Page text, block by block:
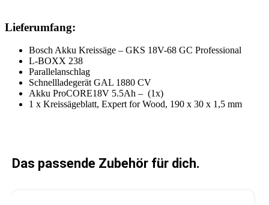
Lieferumfang:
Bosch Akku Kreissäge – GKS 18V-68 GC Professional
L-BOXX 238
Parallelanschlag
Schnellladegerät GAL 1880 CV
Akku ProCORE18V 5.5Ah – (1x)
1 x Kreissägeblatt, Expert for Wood, 190 x 30 x 1,5 mm
Das passende Zubehör für dich.